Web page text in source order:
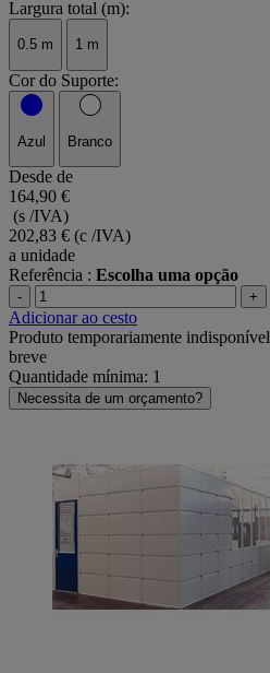
Largura total (m):
0.5 m 1 m
Cor do Suporte:
Azul Branco
Desde de
164,90 €
(s /IVA)
202,83 € (c /IVA)
a unidade
Referência : Escolha uma opção
- +
Adicionar ao cesto
Produto temporariamente
breve
Quantidade mínima: 1
Necessita de um orçamento?